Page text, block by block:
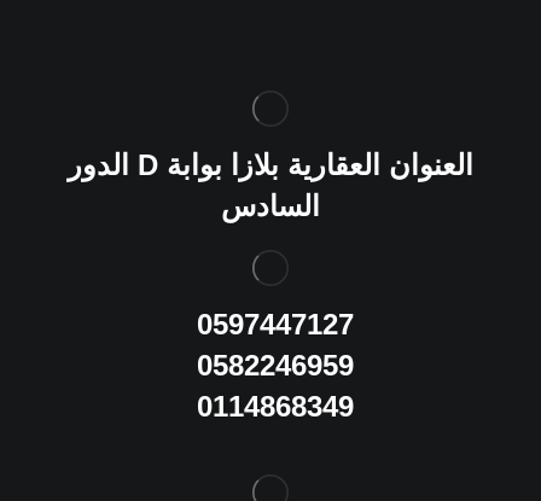
العنوان العقارية بلازا بوابة D الدور
السادس
0597447127
0582246959
0114868349